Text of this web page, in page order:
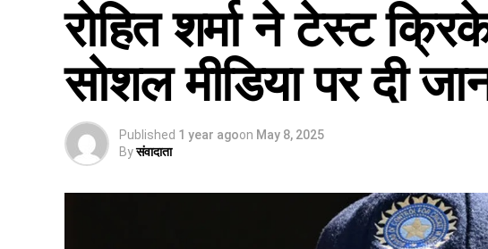
रोहित शर्मा ने टेस्ट
सोशल मीडिया पर दी
Published 1 year agoon May 8, 2025
Byसंवादाता